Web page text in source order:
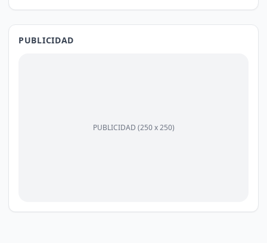
PUBLICIDAD
PUBLICIDAD (250 x 250)